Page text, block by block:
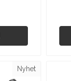
Nyhet